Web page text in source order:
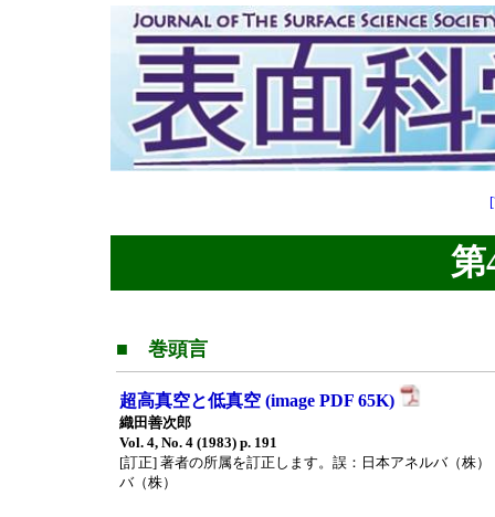
第
■ 巻頭言
超高真空と低真空 (image PDF 65K)
織田善次郎
Vol. 4, No. 4 (1983) p. 191
[訂正] 著者の所属を訂正します。誤：日本アネルバ（株
バ（株）